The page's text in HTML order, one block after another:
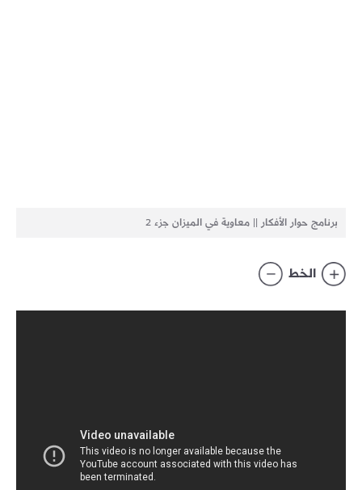
برنامج حوار الأفكار || معاوية في الميزان جزء 2
الخط